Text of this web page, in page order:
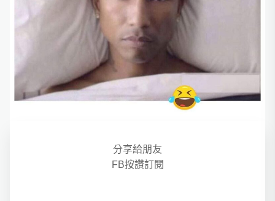
分享給朋友
FB按讚訂閱